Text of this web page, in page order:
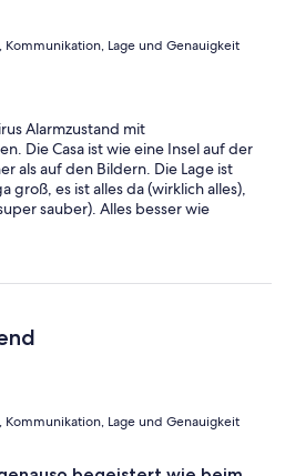
Lage und Genauigkeit
Alarmzustand mit
Die Casa ist wie eine Insel auf der
als auf den Bildern. Die Lage ist
groß, es ist alles da (wirklich alles),
sauber). Alles besser wie
bisher noch nicht kennengelernt.
Olivenbaum mit einem Glas
das Meer geschaut, danach war
Tipps für Zeiten ohne
Frida in Los Llanos - Essen - Kiosco
in Los Llanos - Frischfisch -
Dank Sabine Ladner und bis zum
für uns Casa LoRu! Dagmar &
Lage und Genauigkeit